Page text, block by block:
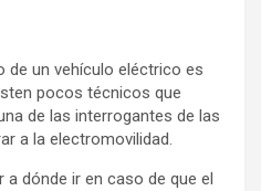
de un vehículo eléctrico es
pocos técnicos que
de las interrogantes de las
a la electromovilidad.
dónde ir en caso de que el